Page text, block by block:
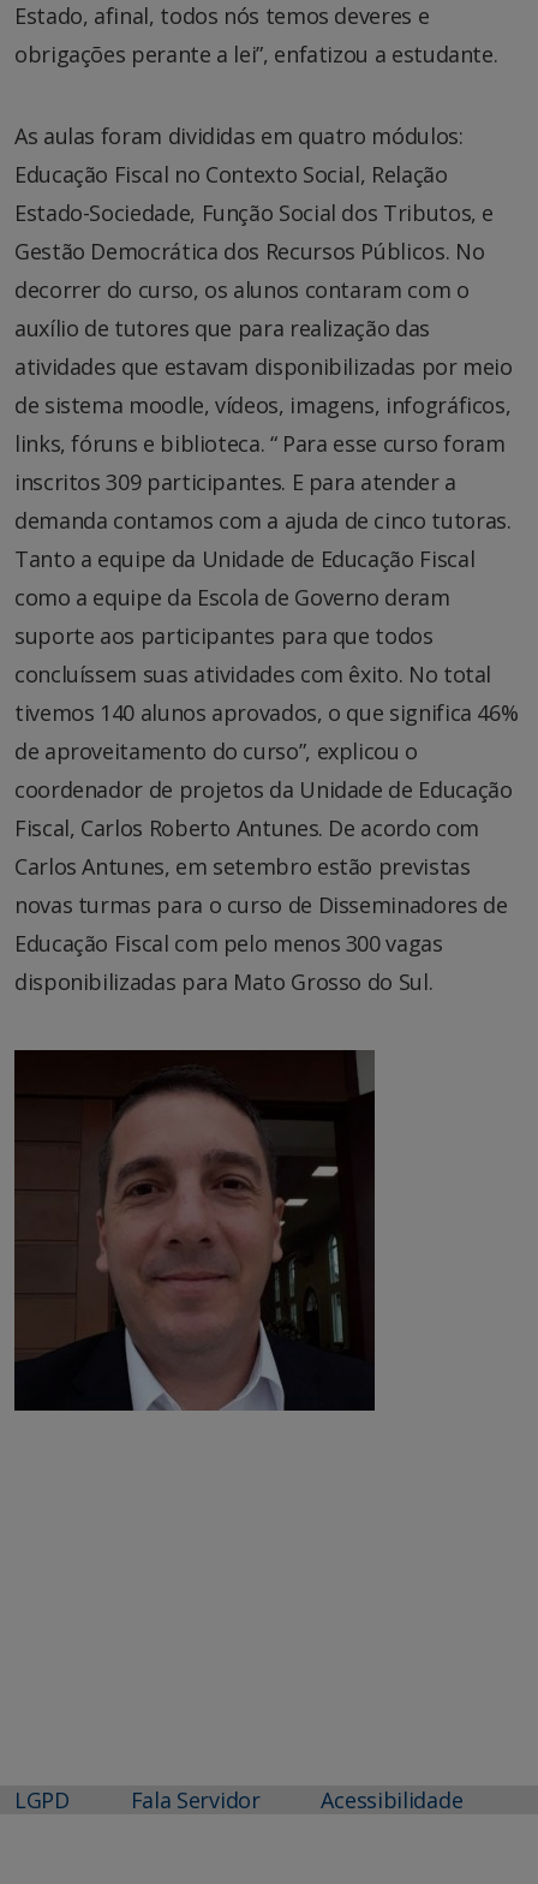
Estado, afinal, todos nós temos deveres e
obrigações perante a lei”, enfatizou a estudante.
As aulas foram divididas em quatro módulos:
Educação Fiscal no Contexto Social, Relação
Estado-Sociedade, Função Social dos Tributos, e
Gestão Democrática dos Recursos Públicos. No
decorrer do curso, os alunos contaram com o
auxílio de tutores que para realização das
atividades que estavam disponibilizadas por meio
de sistema moodle, vídeos, imagens, infográficos,
links, fóruns e biblioteca. “ Para esse curso foram
inscritos 309 participantes. E para atender a
demanda contamos com a ajuda de cinco tutoras.
Tanto a equipe da Unidade de Educação Fiscal
como a equipe da Escola de Governo deram
suporte aos participantes para que todos
concluíssem suas atividades com êxito. No total
tivemos 140 alunos aprovados, o que significa 46%
de aproveitamento do curso”, explicou o
coordenador de projetos da Unidade de Educação
Fiscal, Carlos Roberto Antunes. De acordo com
Carlos Antunes, em setembro estão previstas
novas turmas para o curso de Disseminadores de
Educação Fiscal com pelo menos 300 vagas
disponibilizadas para Mato Grosso do Sul.
LGPD Fala Servidor Acessibilidade